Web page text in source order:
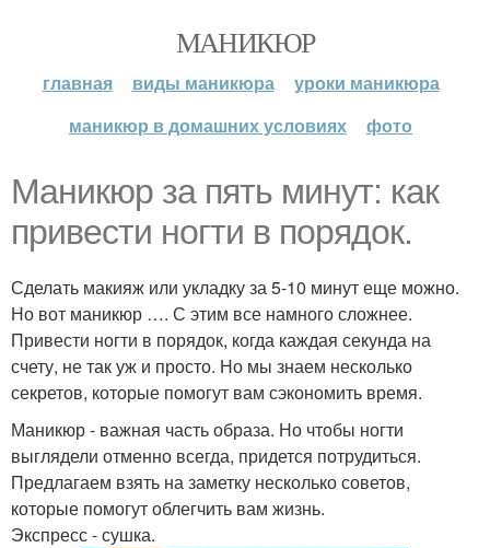
МАНИКЮР
главная виды маникюра
уроки маникюра
маникюр в домашних условиях
фото
Маникюр за пять минут: как
привести ногти в порядок.
Сделать макияж или укладку за 5-10 минут еще можно.
Но вот маникюр …. С этим все намного сложнее.
Привести ногти в порядок, когда каждая секунда на
счету, не так уж и просто. Но мы знаем несколько
секретов, которые помогут вам сэкономить время.
Маникюр - важная часть образа. Но чтобы ногти
выглядели отменно всегда, придется потрудиться.
Предлагаем взять на заметку несколько советов,
которые помогут облегчить вам жизнь.
Экспресс - сушка.